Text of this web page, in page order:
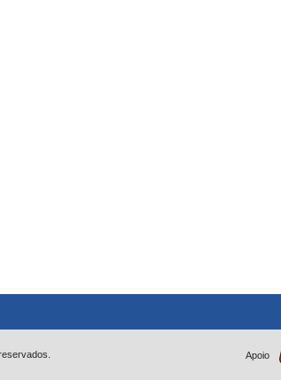
Apoio